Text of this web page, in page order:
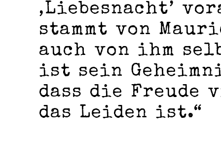
‚Liebesnacht’
stammt von
auch von ihm
ist sein
dass die
das Leiden ist.“